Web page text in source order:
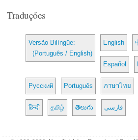
Traduções
Versão Bilíngüe:
(Português / English)
English
Español
Русский Português ภาษาไทย
हिन्दी தமிழ் తెలుగు فارسی